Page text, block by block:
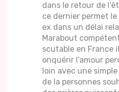
dans le retour de
ce dernier permet
ex dans un délai
Marabout
scutable en France
onquérir l’amour
loin avec une
de la personnes